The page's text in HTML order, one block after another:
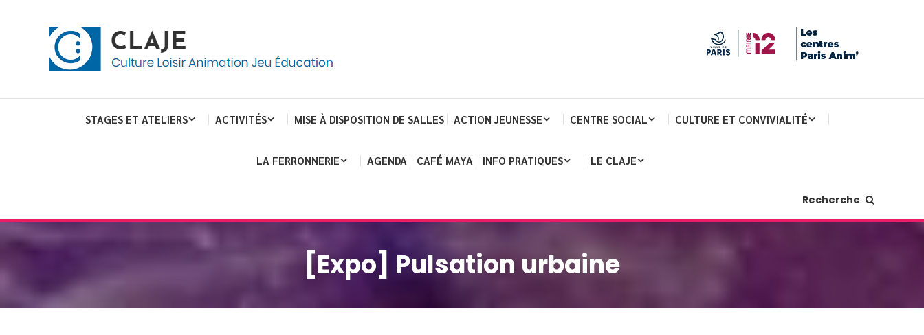
Claje
STAGES ET ATELIERS ACTIVITÉS MISE À DISPOSITION DE SALLES ACTION JEUNESSE CENTRE SOCIAL CULTURE ET CONVIVIALITÉ
LA FERRONNERIE AGENDA CAFÉ MAYA INFO PRATIQUES LE CLAJE
Recherche
[Expo] Pulsation urbaine